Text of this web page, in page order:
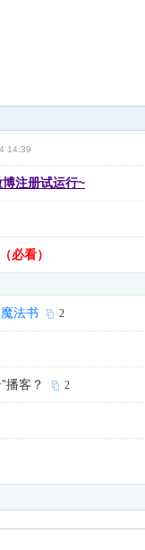
14:39
注册试运行~
必看）
法书 2
播客？ 2